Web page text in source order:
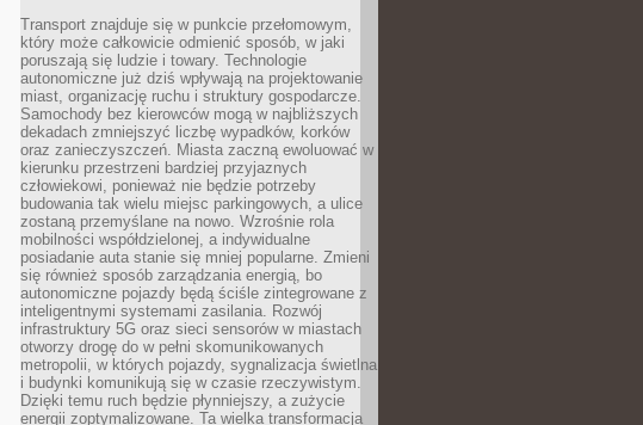
Transport znajduje się w punkcie przełomowym,
który może całkowicie odmienić sposób, w jaki
poruszają się ludzie i towary. Technologie
autonomiczne już dziś wpływają na projektowanie
miast, organizację ruchu i struktury gospodarcze.
Samochody bez kierowców mogą w najbliższych
dekadach zmniejszyć liczbę wypadków, korków
oraz zanieczyszczeń. Miasta zaczną ewoluować w
kierunku przestrzeni bardziej przyjaznych
człowiekowi, ponieważ nie będzie potrzeby
budowania tak wielu miejsc parkingowych, a ulice
zostaną przemyślane na nowo. Wzrośnie rola
mobilności współdzielonej, a indywidualne
posiadanie auta stanie się mniej popularne. Zmieni
się również sposób zarządzania energią, bo
autonomiczne pojazdy będą ściśle zintegrowane z
inteligentnymi systemami zasilania. Rozwój
infrastruktury 5G oraz sieci sensorów w miastach
otworzy drogę do w pełni skomunikowanych
metropolii, w których pojazdy, sygnalizacja świetlna
i budynki komunikują się w czasie rzeczywistym.
Dzięki temu ruch będzie płynniejszy, a zużycie
energii zoptymalizowane. Ta wielka transformacja